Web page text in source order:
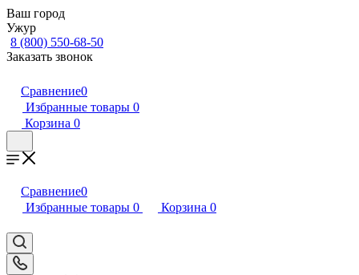
Ваш город
Ужур
8 (800) 550-68-50
Заказать звонок
Сравнение0
Избранные товары 0
Корзина 0
Сравнение0
Избранные товары 0 Корзина 0